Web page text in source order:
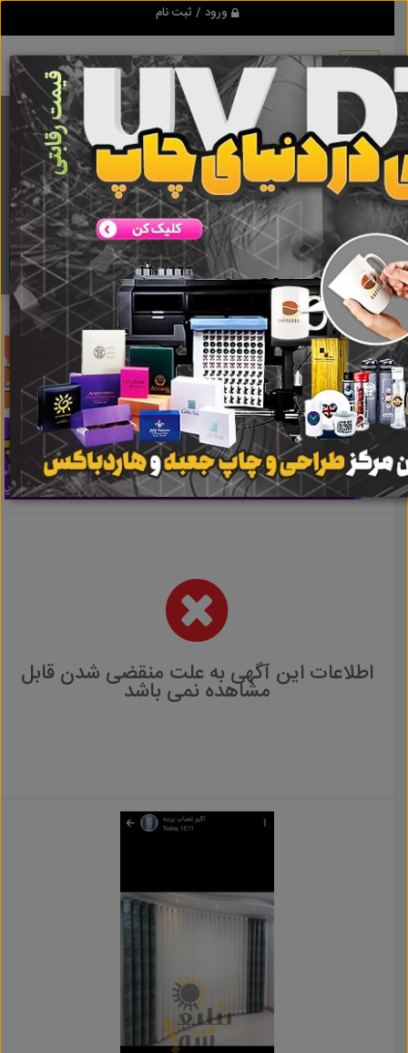
ورود / ثبت نام
برنامه اندروید تبلیغ شو
مرجع نیازمندیها و تبلیغات اینترنتی
دانلود
اطلاعات این آگهی به علت منقضی شدن قابل
مشاهده نمی باشد